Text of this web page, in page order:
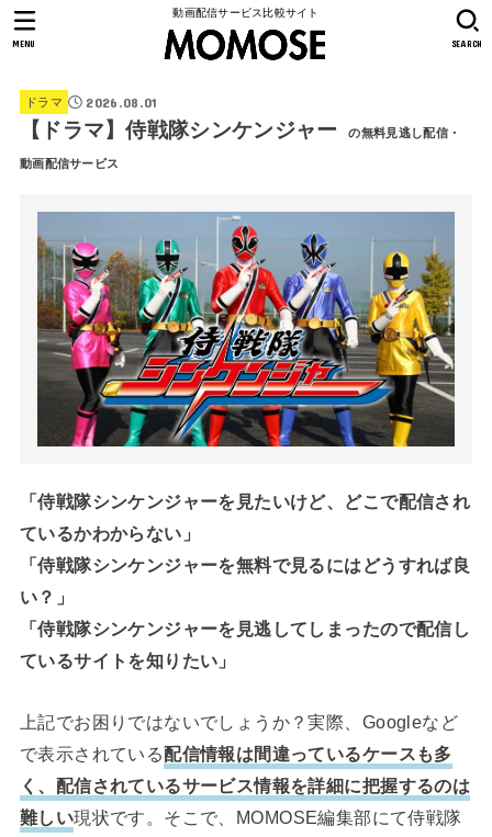
動画配信サービス比較サイト
SEARCH
MENU
ドラマ 2026.08.01
【ドラマ】侍戦隊シンケンジャー の無料見逃し配信・
動画配信サービス
「侍戦隊シンケンジャーを見たいけど、どこで配信され
ているかわからない」
「侍戦隊シンケンジャーを無料で見るにはどうすれば良
い？」
「侍戦隊シンケンジャーを見逃してしまったので配信し
ているサイトを知りたい」
上記でお困りではないでしょうか？実際、Googleなど
で表示されている配信情報は間違っているケースも多
く、配信されているサービス情報を詳細に把握するのは
難しい現状です。そこで、MOMOSE編集部にて侍戦隊